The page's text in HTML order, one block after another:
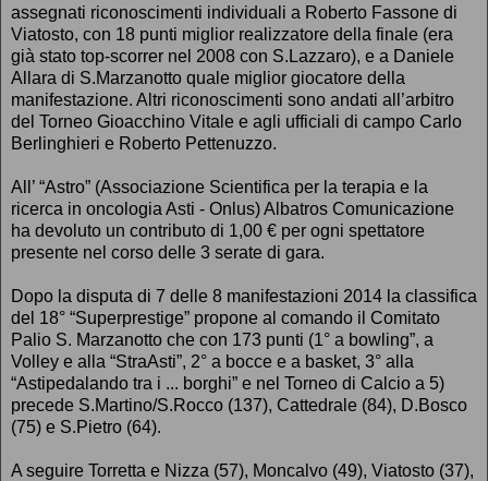
assegnati riconoscimenti individuali a Roberto Fassone di
Viatosto, con 18 punti miglior realizzatore della finale (era
già stato top-scorrer nel 2008 con S.Lazzaro), e a Daniele
Allara di S.Marzanotto quale miglior giocatore della
manifestazione. Altri riconoscimenti sono andati all’arbitro
del Torneo Gioacchino Vitale e agli ufficiali di campo Carlo
Berlinghieri e Roberto Pettenuzzo.
All’ “Astro” (Associazione Scientifica per la terapia e la
ricerca in oncologia Asti - Onlus) Albatros Comunicazione
ha devoluto un contributo di 1,00 € per ogni spettatore
presente nel corso delle 3 serate di gara.
Dopo la disputa di 7 delle 8 manifestazioni 2014 la classifica
del 18° “Superprestige” propone al comando il Comitato
Palio S. Marzanotto che con 173 punti (1° a bowling”, a
Volley e alla “StraAsti”, 2° a bocce e a basket, 3° alla
“Astipedalando tra i ... borghi” e nel Torneo di Calcio a 5)
precede S.Martino/S.Rocco (137), Cattedrale (84), D.Bosco
(75) e S.Pietro (64).
A seguire Torretta e Nizza (57), Moncalvo (49), Viatosto (37),